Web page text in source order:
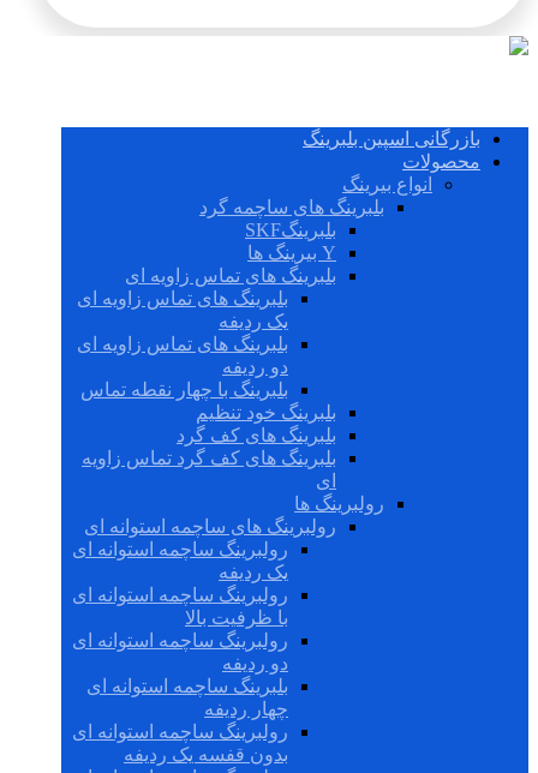
بازرگانی اسپین بلبرینگ
محصولات
انواع بیرینگ
بلبرینگ های ساچمه گرد
بلبرینگSKF
Y بیرینگ ها
بلبرینگ های تماس زاویه ای
بلبرینگ های تماس زاویه ای
یک ردیفه
بلبرینگ های تماس زاویه ای
دو ردیفه
بلبرینگ با چهار نقطه تماس
بلبرینگ خود تنظیم
بلبرینگ های کف گرد
بلبرینگ های کف گرد تماس زاویه
ای
رولبرینگ ها
رولبرینگ های ساچمه استوانه ای
رولبرینگ ساچمه استوانه ای
یک ردیفه
رولبرینگ ساچمه استوانه ای
با ظرفیت بالا
رولبرینگ ساچمه استوانه ای
دو ردیفه
بلبرینگ ساچمه استوانه ای
چهار ردیفه
رولبرینگ ساچمه استوانه ای
بدون قفسه یک ردیفه